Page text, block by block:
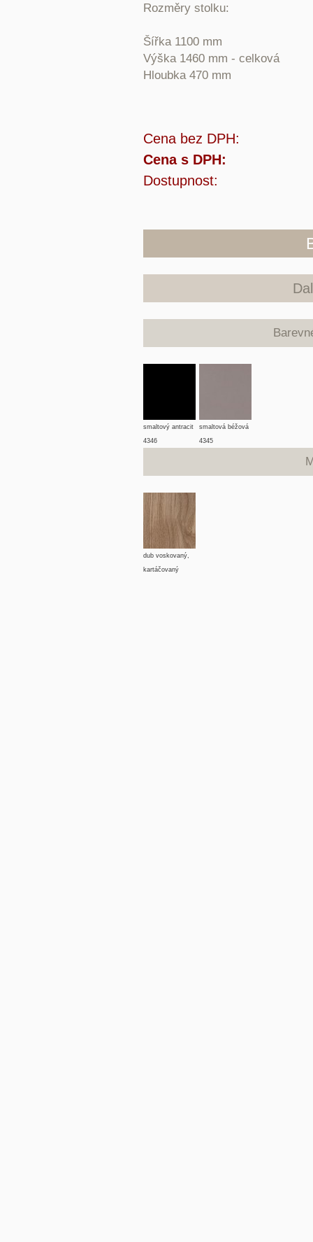
Rozměry stolku:
Šířka 1100 mm
Výška 1460 mm - celková
Hloubka 470 mm
Cena bez DPH:
Cena s DPH:
Dostupnost:
smaltový antracit
4346
smaltová béžová
4345
dub voskovaný,
kartáčovaný